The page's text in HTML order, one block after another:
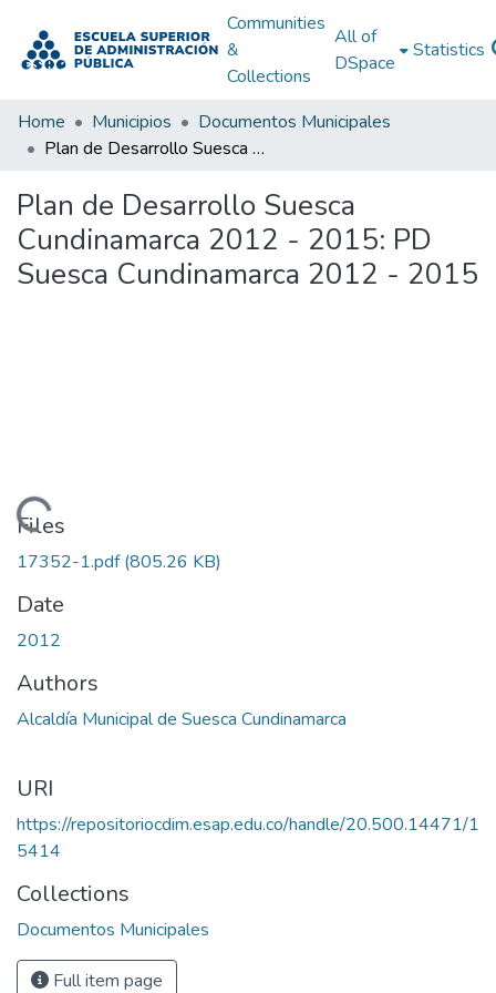
Communities
&
Collections
All of
DSpace
Statistics
Home Municipios
Documentos Municipales
Plan de Desarrollo Suesca Cundinamarca 2012 - 2015: PD Suesca Cundinamarca 2012 - 2015
Plan de Desarrollo Suesca
Cundinamarca 2012 - 2015: PD
Suesca Cundinamarca 2012 - 2015
Loading...
Files
17352-1.pdf(805.26 KB)
Date
2012
Authors
Alcaldía Municipal de Suesca Cundinamarca
URI
https://repositoriocdim.esap.edu.co/handle/20.500.14471/1
5414
Collections
Documentos Municipales
Full item page